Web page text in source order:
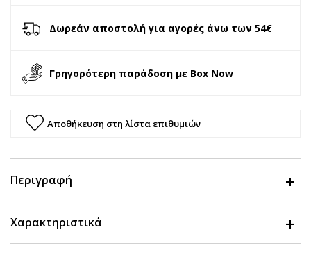
Δωρεάν αποστολή για αγορές άνω των 54€
Γρηγορότερη παράδοση με Box Now
Αποθήκευση στη λίστα επιθυμιών
Περιγραφή
Χαρακτηριστικά